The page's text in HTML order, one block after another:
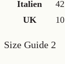
Italien
42
UK
10
Size Guide 2